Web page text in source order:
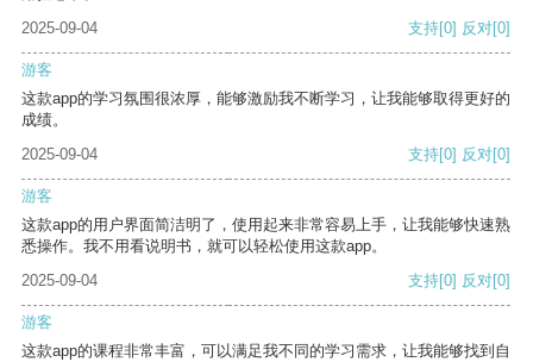
2025-09-04
支持[0] 反对[0]
游客
这款app的学习氛围很浓厚，能够激励我不断学习，让我能够取得更好的
成绩。
2025-09-04
支持[0] 反对[0]
游客
这款app的用户界面简洁明了，使用起来非常容易上手，让我能够快速熟
悉操作。我不用看说明书，就可以轻松使用这款app。
2025-09-04
支持[0] 反对[0]
游客
这款app的课程非常丰富，可以满足我不同的学习需求，让我能够找到自